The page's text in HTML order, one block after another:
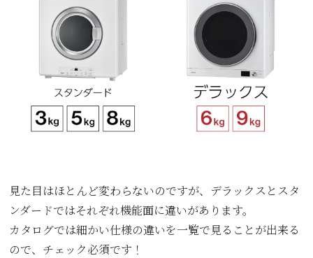
見た目はほとんど変わらないのですが、デラックスとスタ
ンダードではそれぞれ機能面に違いがあります。
カタログでは細かい仕様の違いを一覧で見ることが出来る
ので、チェック必須です！